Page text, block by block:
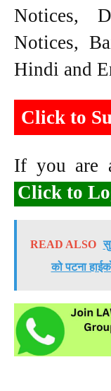
Notices,
Notices,
Hindi and
Click to
If you are
Click to
READ ALSO
को पटना